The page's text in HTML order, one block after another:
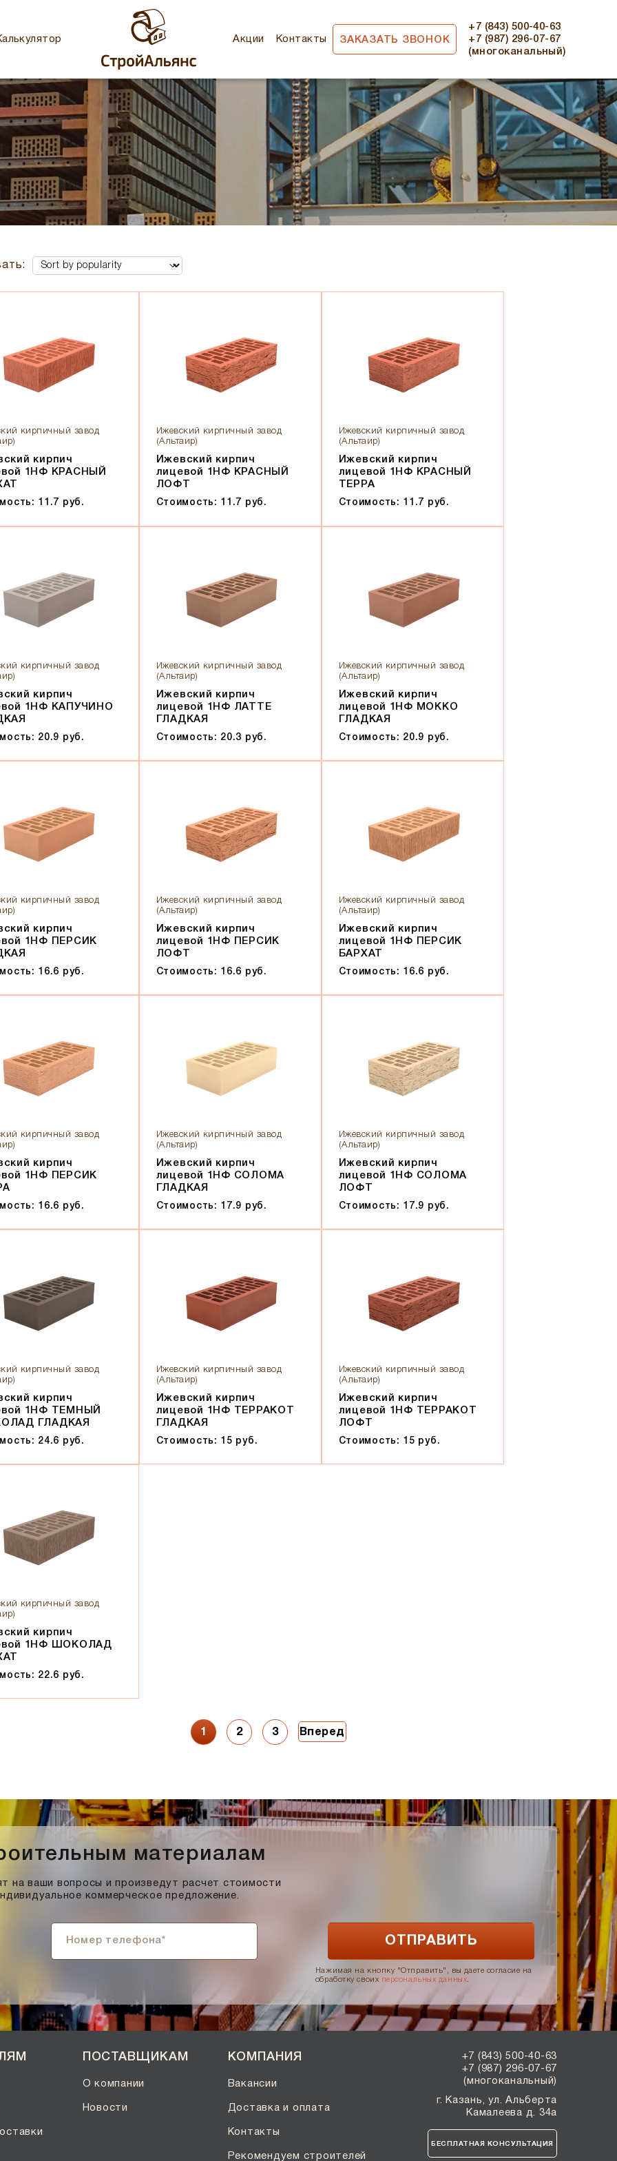
Акции Контакты ЗАКАЗАТЬ ЗВОНОК
+7 (843) 500-40-63
+7 (987) 296-07-67
(многоканальный)
кирпичный завод
кирпич
1НФ КРАСНЫЙ
11.7 руб.
Ижевский кирпичный завод
(Альтаир)
Ижевский кирпич
лицевой 1НФ КРАСНЫЙ
ЛОФТ
Стоимость: 11.7 руб.
Ижевский кирпичный завод
(Альтаир)
Ижевский кирпич
лицевой 1НФ КРАСНЫЙ
ТЕРРА
Стоимость: 11.7 руб.
кирпичный завод
кирпич
1НФ КАПУЧИНО
20.9 руб.
Ижевский кирпичный завод
(Альтаир)
Ижевский кирпич
лицевой 1НФ ЛАТТЕ
ГЛАДКАЯ
Стоимость: 20.3 руб.
Ижевский кирпичный завод
(Альтаир)
Ижевский кирпич
лицевой 1НФ МОККО
ГЛАДКАЯ
Стоимость: 20.9 руб.
кирпичный завод
кирпич
1НФ ПЕРСИК
16.6 руб.
Ижевский кирпичный завод
(Альтаир)
Ижевский кирпич
лицевой 1НФ ПЕРСИК
ЛОФТ
Стоимость: 16.6 руб.
Ижевский кирпичный завод
(Альтаир)
Ижевский кирпич
лицевой 1НФ ПЕРСИК
БАРХАТ
Стоимость: 16.6 руб.
кирпичный завод
кирпич
1НФ ПЕРСИК
16.6 руб.
Ижевский кирпичный завод
(Альтаир)
Ижевский кирпич
лицевой 1НФ СОЛОМА
ГЛАДКАЯ
Стоимость: 17.9 руб.
Ижевский кирпичный завод
(Альтаир)
Ижевский кирпич
лицевой 1НФ СОЛОМА
ЛОФТ
Стоимость: 17.9 руб.
кирпичный завод
кирпич
1НФ ТЕМНЫЙ
ГЛАДКАЯ
24.6 руб.
Ижевский кирпичный завод
(Альтаир)
Ижевский кирпич
лицевой 1НФ ТЕРРАКОТ
ГЛАДКАЯ
Стоимость: 15 руб.
Ижевский кирпичный завод
(Альтаир)
Ижевский кирпич
лицевой 1НФ ТЕРРАКОТ
ЛОФТ
Стоимость: 15 руб.
кирпичный завод
кирпич
1НФ ШОКОЛАД
22.6 руб.
1 2 3 Вперед
материалам
на ваши вопросы и произведут расчет стоимости
коммерческое предложение.
Нажимая на кнопку "Отправить", вы даете согласие на
обработку своих персональных данных.
ПОСТАВЩИКАМ
О компании
Новости
КОМПАНИЯ
Вакансии
Доставка и оплата
Контакты
Рекомендуем строителей
+7 (843) 500-40-63
+7 (987) 296-07-67
(многоканальный)
г. Казань, ул. Альберта
Камалеева д. 34а
БЕСПЛАТНАЯ КОНСУЛЬТАЦИЯ